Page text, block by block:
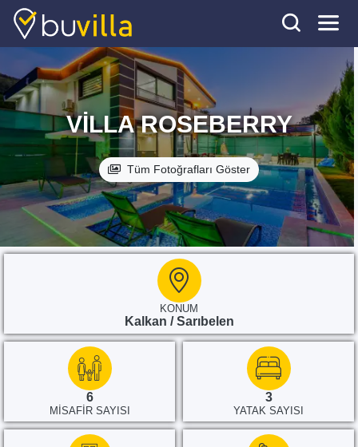
VILLA ROSEBERRY
Tüm Fotoğrafları Göster
KONUM
Kalkan / Sarıbelen
6
MISAFIR SAYISI
3
YATAK SAYISI